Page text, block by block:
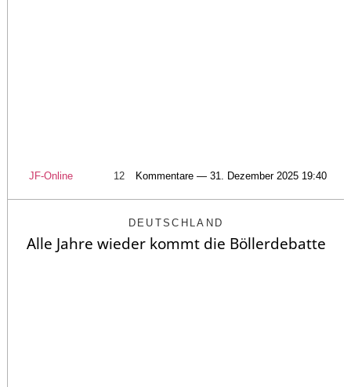
JF-Online 12 Kommentare — 31. Dezember 2025 19:40
DEUTSCHLAND
Alle Jahre wieder kommt die Böllerdebatte